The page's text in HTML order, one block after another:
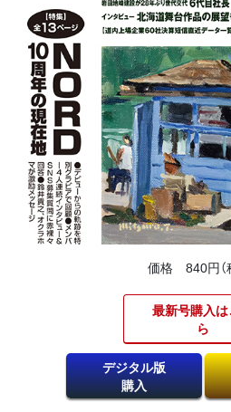
価格 840円（
最新号購入は
ら​
デジタル版
購入